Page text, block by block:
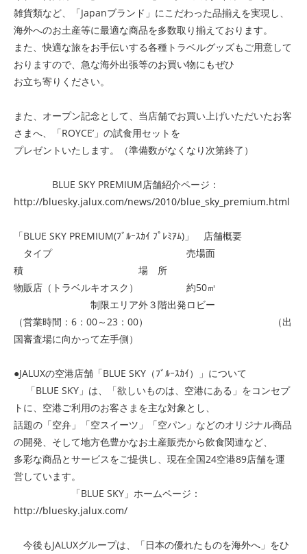
雑貨類など、「Japanブランド 」にこだわった品揃えを実現し、
海外へのお土産等に最適な商品を多数取り揃えております。
また、快適な旅をお手伝いする各種トラベルグッズもご用意して
おりますので、急な海外出張等のお買い物にもぜひ
お立ち寄りください。
また、オープン記念として、当店舗でお買い上げいただいたお客
さまへ、「ROYCE’」の試食用セットを
プレゼントいたします。（準備数がなくなり次第終了）
BLUE SKY PREMIUM店舗紹介ページ：
http://bluesky.jalux.com/news/2010/blue_sky_premium.html
「BLUE SKY PREMIUM(ﾌﾞﾙｰｽｶｲ ﾌﾟﾚﾐｱﾑ) 」 店舗概要
タイプ 売場面
積 場 所
物販店（トラベルキオスク） 約50㎡
制限エリア外３階出発ロビー
（営業時間：6：00～23：00） （出
国審査場に向かって左手側）
●JALUXの空港店舗「BLUE SKY（ﾌﾞﾙｰｽｶｲ）」について
「BLUE SKY 」は、「欲しいものは、空港にある 」をコンセプ
トに、空港ご利用のお客さまを主な対象とし、
話題の「空弁」「空スイーツ」「空パン」などのオリジナル商品
の開発、そして地方色豊かなお土産販売から飲食関連など、
多彩な商品とサービスをご提供し、現在全国24空港89店舗を運
営しています。
「BLUE SKY」ホームページ：
http://bluesky.jalux.com/
今後もJALUXグループは、「日本の優れたものを海外へ 」をひ